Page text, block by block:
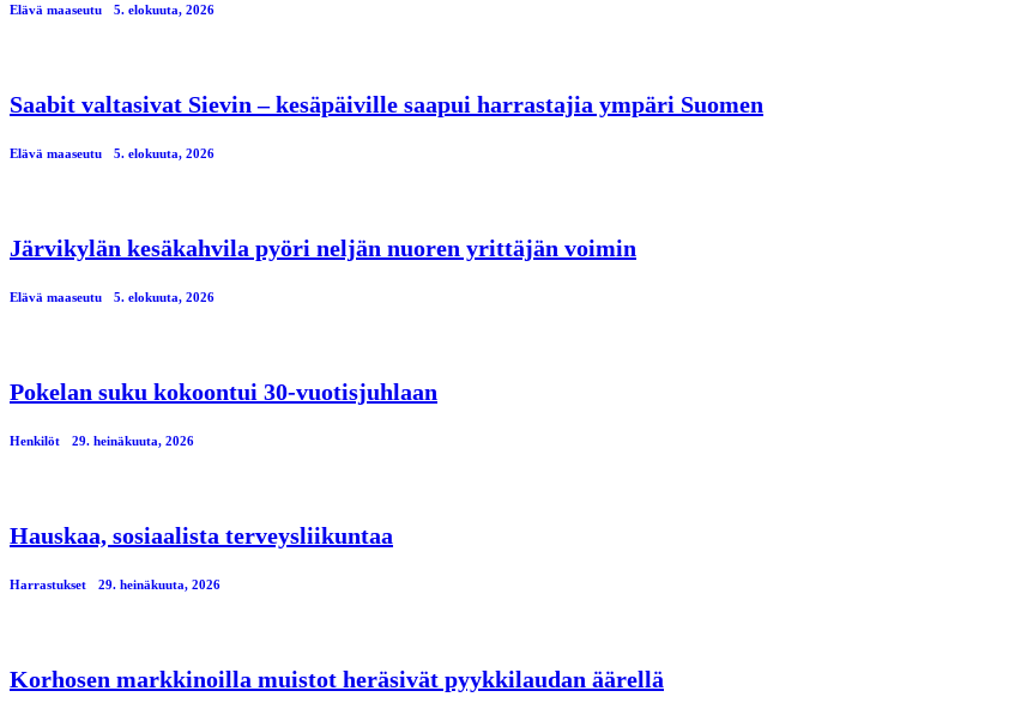
Elävä maaseutu 5. elokuuta, 2026
Saabit valtasivat Sievin – kesäpäiville saapui harrastajia ympäri Suomen
Elävä maaseutu 5. elokuuta, 2026
Järvikylän kesäkahvila pyöri neljän nuoren yrittäjän voimin
Elävä maaseutu 5. elokuuta, 2026
Pokelan suku kokoontui 30-vuotisjuhlaan
Henkilöt 29. heinäkuuta, 2026
Hauskaa, sosiaalista terveysliikuntaa
Harrastukset 29. heinäkuuta, 2026
Korhosen markkinoilla muistot heräsivät pyykkilaudan äärellä